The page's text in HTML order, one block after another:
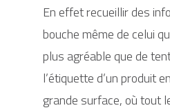
En effet recueillir des
bouche même de celui
plus agréable que de
l’étiquette d’un produit
grande surface, où tout